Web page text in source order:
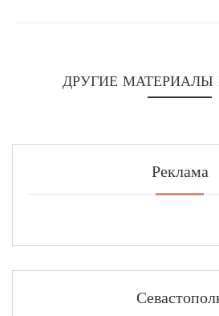
ДРУГИЕ МАТЕРИАЛЫ
Реклама